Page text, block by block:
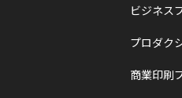
ビジネス
プロダク
商業印刷